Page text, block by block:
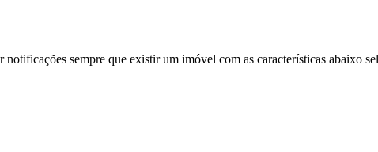
sempre que existir um imóvel com as características abaixo